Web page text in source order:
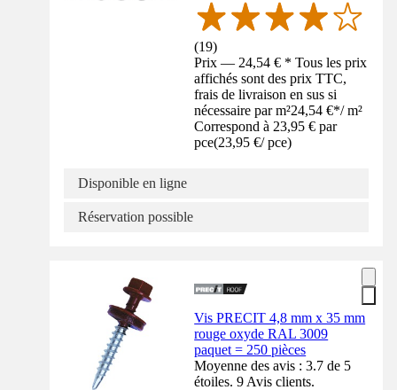
(19)
Prix — 24,54 € * Tous les prix
affichés sont des prix TTC,
frais de livraison en sus si
nécessaire par m²24,54 €*/ m²
Correspond à 23,95 € par
pce(23,95 €/ pce)
Disponible en ligne
Réservation possible
Vis PRECIT 4,8 mm x 35 mm
rouge oxyde RAL 3009
paquet = 250 pièces
Moyenne des avis : 3.7 de 5
étoiles. 9 Avis clients.